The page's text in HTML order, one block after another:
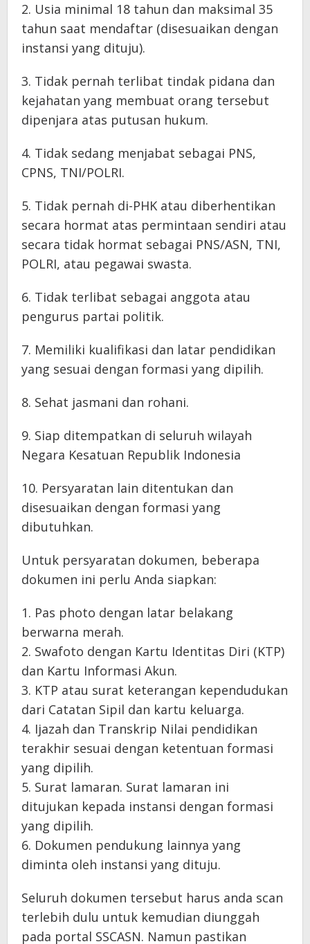
2. Usia minimal 18 tahun dan maksimal 35
tahun saat mendaftar (disesuaikan dengan
instansi yang dituju).
3. Tidak pernah terlibat tindak pidana dan
kejahatan yang membuat orang tersebut
dipenjara atas putusan hukum.
4. Tidak sedang menjabat sebagai PNS,
CPNS, TNI/POLRI.
5. Tidak pernah di-PHK atau diberhentikan
secara hormat atas permintaan sendiri atau
secara tidak hormat sebagai PNS/ASN, TNI,
POLRI, atau pegawai swasta.
6. Tidak terlibat sebagai anggota atau
pengurus partai politik.
7. Memiliki kualifikasi dan latar pendidikan
yang sesuai dengan formasi yang dipilih.
8. Sehat jasmani dan rohani.
9. Siap ditempatkan di seluruh wilayah
Negara Kesatuan Republik Indonesia
10. Persyaratan lain ditentukan dan
disesuaikan dengan formasi yang
dibutuhkan.
Untuk persyaratan dokumen, beberapa
dokumen ini perlu Anda siapkan:
1. Pas photo dengan latar belakang
berwarna merah.
2. Swafoto dengan Kartu Identitas Diri (KTP)
dan Kartu Informasi Akun.
3. KTP atau surat keterangan kependudukan
dari Catatan Sipil dan kartu keluarga.
4. Ijazah dan Transkrip Nilai pendidikan
terakhir sesuai dengan ketentuan formasi
yang dipilih.
5. Surat lamaran. Surat lamaran ini
ditujukan kepada instansi dengan formasi
yang dipilih.
6. Dokumen pendukung lainnya yang
diminta oleh instansi yang dituju.
Seluruh dokumen tersebut harus anda scan
terlebih dulu untuk kemudian diunggah
pada portal SSCASN. Namun pastikan